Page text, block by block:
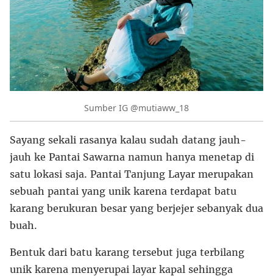
Sumber IG @mutiaww_18
Sayang sekali rasanya kalau sudah datang jauh-
jauh ke Pantai Sawarna namun hanya menetap di
satu lokasi saja. Pantai Tanjung Layar merupakan
sebuah pantai yang unik karena terdapat batu
karang berukuran besar yang berjejer sebanyak dua
buah.
Bentuk dari batu karang tersebut juga terbilang
unik karena menyerupai layar kapal sehingga